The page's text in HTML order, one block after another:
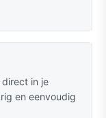
in je
en eenvoudig